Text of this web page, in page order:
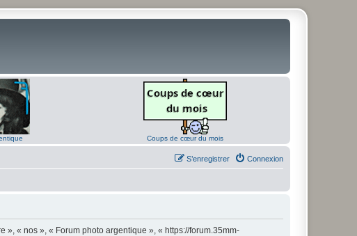
Coups de cœur du mois
Connexion
S’enregistrer
« nos », « Forum photo argentique », « https://forum.35mm-